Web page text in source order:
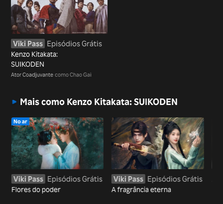
Viki Pass Episódios Grátis
Kenzo Kitakata:
SUIKODEN
Ator Coadjuvante como Chao Gai
Mais como Kenzo Kitakata: SUIKODEN
No ar
Viki Pass Episódios Grátis
Flores do poder
Viki Pass Episódios Grátis
A fragrância eterna